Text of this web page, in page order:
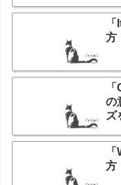
方
の
ズ
方